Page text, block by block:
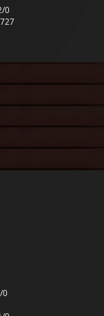
0
727
0